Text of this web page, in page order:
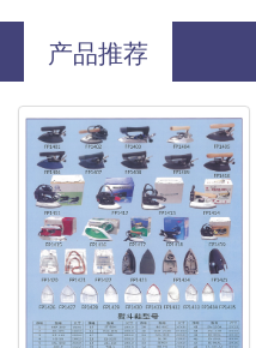
产品推荐